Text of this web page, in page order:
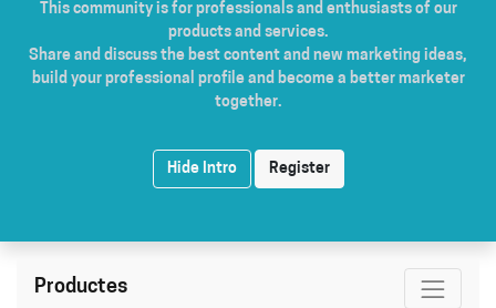
This community is for professionals and enthusiasts of our
products and services.
Share and discuss the best content and new marketing ideas,
build your professional profile and become a better marketer
together.
Hide Intro Register
Productes